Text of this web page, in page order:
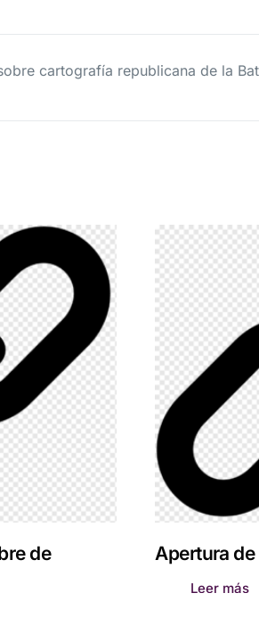
cartografía republicana de la
de
Apertura
Leer más